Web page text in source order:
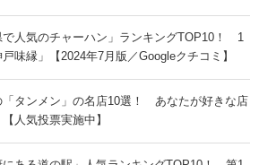
で人気のチャーハン」ランキングTOP10！ 1
味縁」【2024年7月版／Googleクチコミ】
「タンメン」の名店10選！ あなたが好きな店
人気投票実施中】